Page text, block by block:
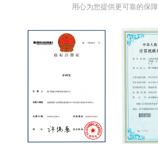
用心为您提供更可靠的保障